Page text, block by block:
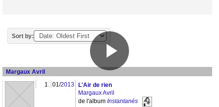
Sort by:
Margaux Avril
1. 01/2013
L'Air de rien
Margaux Avril
de l'album Instantanés